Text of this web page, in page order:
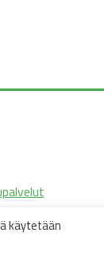
käytetään